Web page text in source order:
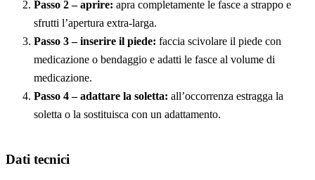
Passo 2 – aprire: apra completamente le fasce a strappo e
sfrutti l’apertura extra-larga.
Passo 3 – inserire il piede: faccia scivolare il piede con
medicazione o bendaggio e adatti le fasce al volume di
medicazione.
Passo 4 – adattare la soletta: all’occorrenza estragga la
soletta o la sostituisca con un adattamento.
Dati tecnici